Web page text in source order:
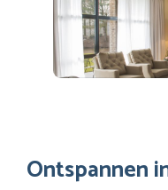
Ontspannen